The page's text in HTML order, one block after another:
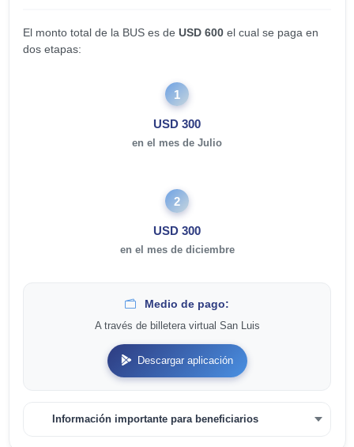
El monto total de la BUS es de USD 600 el cual se paga en
dos etapas:
1
USD 300
en el mes de Julio
2
USD 300
en el mes de diciembre
Medio de pago:
A través de billetera virtual San Luis
Descargar aplicación
Información importante para beneficiarios